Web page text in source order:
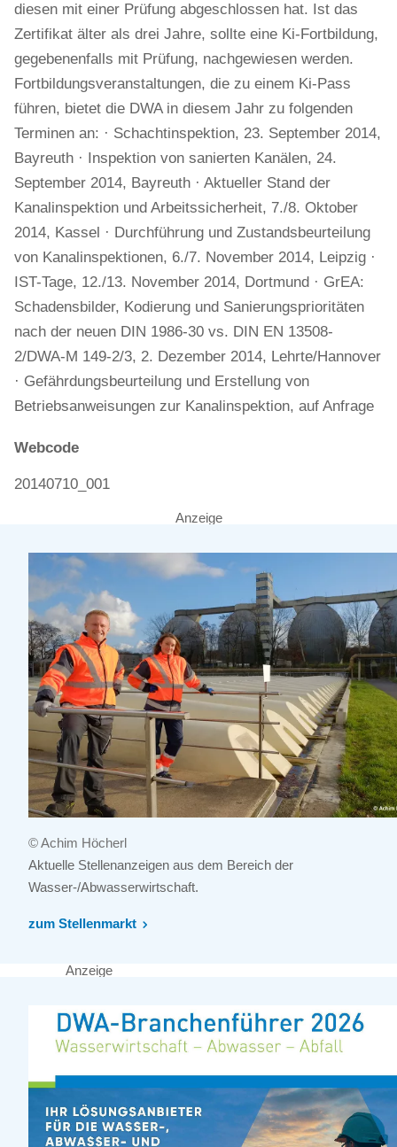
diesen mit einer Prüfung abgeschlossen hat. Ist das
Zertifikat älter als drei Jahre, sollte eine Ki-Fortbildung,
gegebenenfalls mit Prüfung, nachgewiesen werden.
Fortbildungsveranstaltungen, die zu einem Ki-Pass
führen, bietet die DWA in diesem Jahr zu folgenden
Terminen an: · Schachtinspektion, 23. September 2014,
Bayreuth · Inspektion von sanierten Kanälen, 24.
September 2014, Bayreuth · Aktueller Stand der
Kanalinspektion und Arbeitssicherheit, 7./8. Oktober
2014, Kassel · Durchführung und Zustandsbeurteilung
von Kanalinspektionen, 6./7. November 2014, Leipzig ·
IST-Tage, 12./13. November 2014, Dortmund · GrEA:
Schadensbilder, Kodierung und Sanierungsprioritäten
nach der neuen DIN 1986-30 vs. DIN EN 13508-
2/DWA-M 149-2/3, 2. Dezember 2014, Lehrte/Hannover
· Gefährdungsbeurteilung und Erstellung von
Betriebsanweisungen zur Kanalinspektion, auf Anfrage
Webcode
20140710_001
Anzeige
© Achim Höcherl
Aktuelle Stellenanzeigen aus dem Bereich der
Wasser-/Abwasserwirtschaft.
zum Stellenmarkt
Anzeige